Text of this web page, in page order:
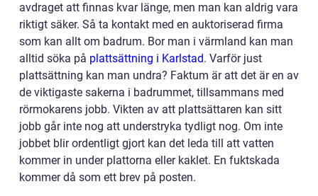
avdraget att finnas kvar länge, men man kan aldrig vara
riktigt säker. Så ta kontakt med en auktoriserad firma
som kan allt om badrum. Bor man i värmland kan man
alltid söka på plattsättning i Karlstad. Varför just
plattsättning kan man undra? Faktum är att det är en av
de viktigaste sakerna i badrummet, tillsammans med
rörmokarens jobb. Vikten av att plattsättaren kan sitt
jobb går inte nog att understryka tydligt nog. Om inte
jobbet blir ordentligt gjort kan det leda till att vatten
kommer in under plattorna eller kaklet. En fuktskada
kommer då som ett brev på posten.